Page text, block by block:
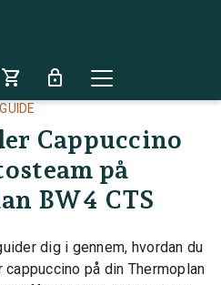
shopping_cart lock
GUIDE
Cappuccino
på
BW4 CTS
dig i gennem, hvordan du
på din Thermoplan